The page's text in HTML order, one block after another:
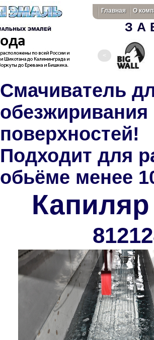
Главная О
Смачиватель
обезжиривания
поверхностей!
Подходит для
обьёме менее